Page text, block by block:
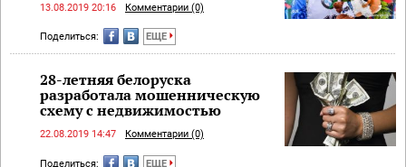
13.08.2019 20:16 Комментарии (0)
Поделиться: ЕЩЕ
28-летняя белоруска
разработала мошенническую
схему с недвижимостью
22.08.2019 14:47 Комментарии (0)
Поделиться: ЕЩЕ